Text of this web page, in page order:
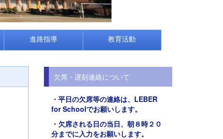
進路指導 教育活動
欠席・遅刻連絡について
・平日の欠席等の連絡は、 LEBER
for Schoolでお願いします。
・欠席される日の当日、朝８時２０
分までに入力をお願いします。